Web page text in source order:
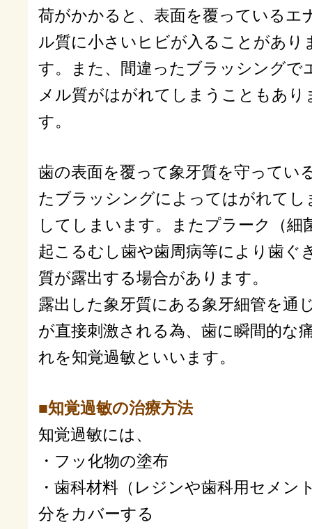
荷がかかると、表面を覆っているエ
ル質に小さいヒビが入ることがあり
す。また、間違ったブラッシングで
メル質がはがれてしまうこともあり
す。
歯の表面を覆って象牙質を守ってい
たブラッシングによってはがれてし
してしまいます。またプラーク（細
起こるむし歯や歯周病等により歯ぐ
質が露出する場合があります。
露出した象牙質にある象牙細管を通
が直接刺激される為、歯に瞬間的な
れを知覚過敏といいます。
■知覚過敏の治療方法
知覚過敏には、
・フッ化物の塗布
・歯科材料（レジンや歯科用セメン
分をカバーする